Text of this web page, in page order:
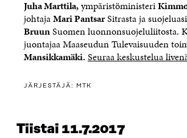
Juha Marttila,ympäristöministeri
johtajaMari PantsarSitrasta ja
BruunSuomen luonnonsuojeluliitosta.
juontajaa Maaseudun Tulevaisuuden
Mansikkamäki. Seuraa keskustelua
JÄRJESTÄJÄ: MTK
Tiistai 11.7.2017